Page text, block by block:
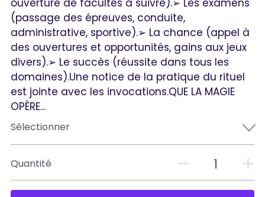
ouverture de facultés à suivre).➢ Les examens
(passage des épreuves, conduite,
administrative, sportive).➢ La chance (appel à
des ouvertures et opportunités, gains aux jeux
divers).➢ Le succès (réussite dans tous les
domaines).Une notice de la pratique du rituel
est jointe avec les invocations.QUE LA MAGIE
OPÈRE...
Sélectionner
Quantité